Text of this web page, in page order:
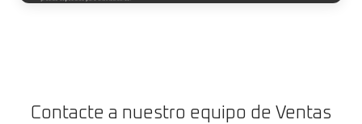
Contacte a nuestro equipo de Ventas